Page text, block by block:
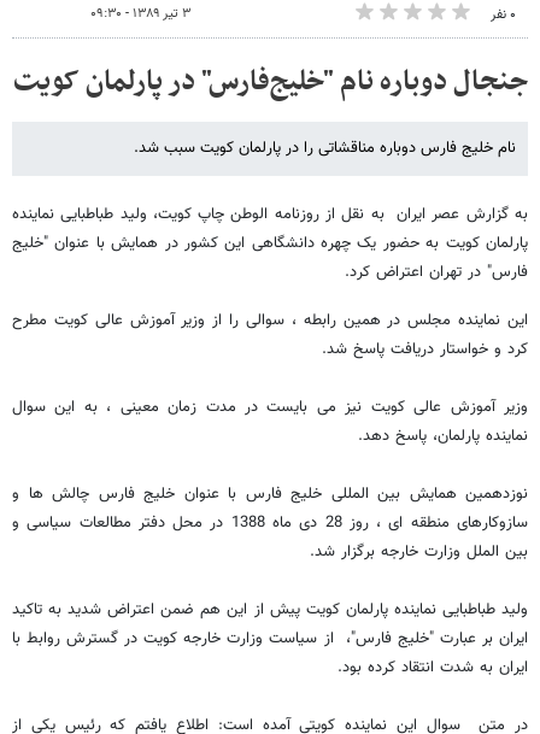
۰ نفر ۳ تیر ۱۳۸۹ - ۰۹:۳۰
جنجال دوباره نام "خلیج‌‌‌‌‌‌‌‌‌‌‌‌‌فارس" در پارلمان کویت
نام خلیج فارس دوباره مناقشاتی را در پارلمان کویت سبب شد.
به گزارش عصر ایران به نقل از روزنامه الوطن چاپ کویت، ولید طباطبایی نماینده
پارلمان کویت به حضور یک چهره دانشگاهی این کشور در همایش با عنوان "خلیج
فارس" در تهران اعتراض کرد.
این نماینده مجلس در همین رابطه ، سوالی را از وزیر آموزش عالی کویت مطرح
کرد و خواستار دریافت پاسخ شد.
وزیر آموزش عالی کویت نیز می بایست در مدت زمان معینی ، به این سوال
نماینده پارلمان، پاسخ دهد.
نوزدهمین همایش بین المللی خلیج فارس با عنوان خلیج فارس چالش ها و
سازوکارهای منطقه ای ، روز 28 دی ماه 1388 در محل دفتر مطالعات سیاسی و
بین الملل وزارت خارجه برگزار شد.
ولید طباطبایی نماینده پارلمان کویت پیش از این هم ضمن اعتراض شدید به تاکید
ایران بر عبارت "خلیج فارس"، از سیاست وزارت خارجه کویت در گسترش روابط با
ایران به شدت انتقاد کرده بود.
در متن سوال این نماینده کویتی آمده است: اطلاع یافتم که رئیس یکی از